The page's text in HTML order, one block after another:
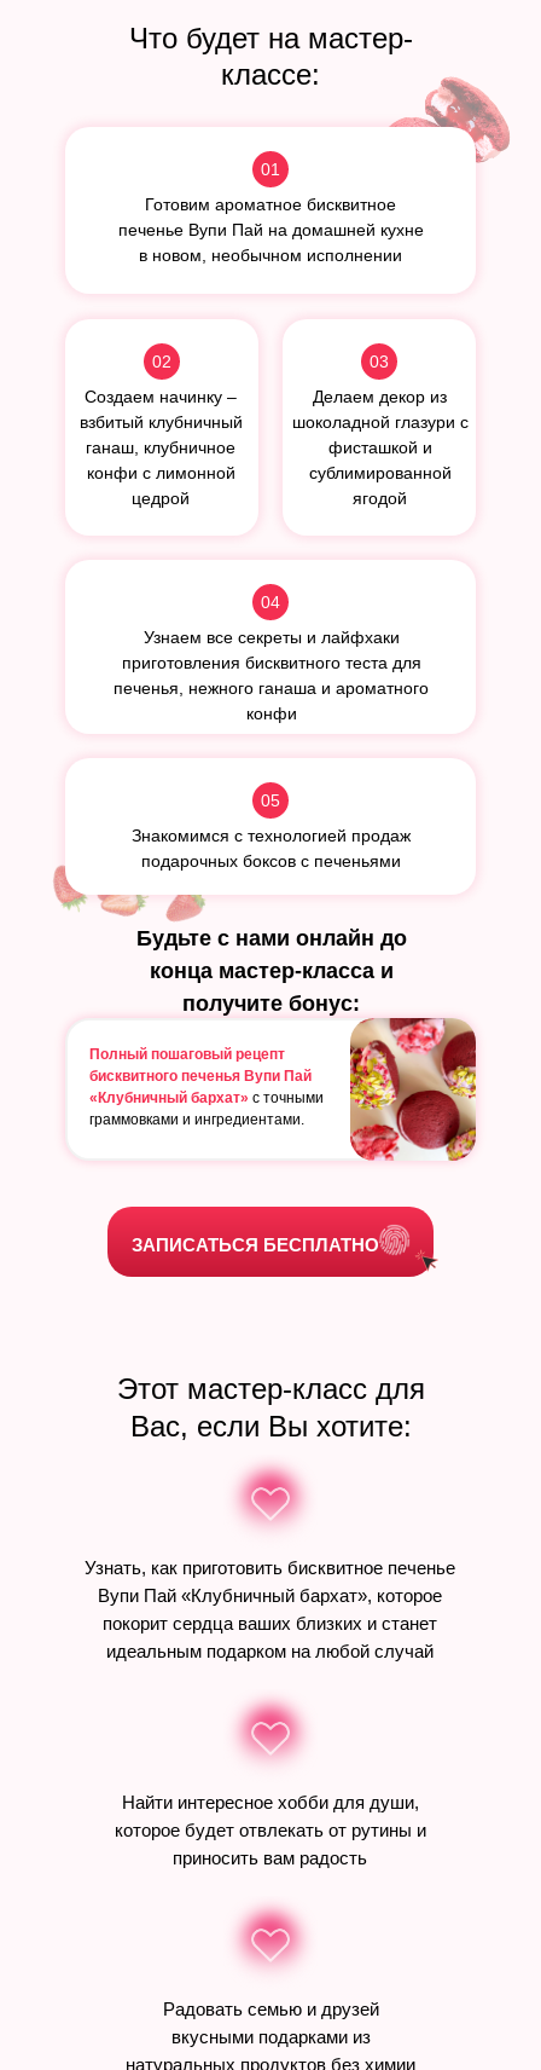
Что будет на мастер-
классе:
Будьте с нами онлайн до
конца мастер-класса и
получите бонус:
Полный пошаговый рецепт
бисквитного печенья Вупи Пай
«Клубничный бархат» с точными
граммовками и ингредиентами.
Узнаем все секреты и лайфхаки
приготовления бисквитного теста для
печенья, нежного ганаша и ароматного
конфи
Знакомимся с технологией продаж
подарочных боксов с печеньями
Готовим ароматное бисквитное
печенье Вупи Пай на домашней кухне
в новом, необычном исполнении
Создаем начинку –
взбитый клубничный
ганаш, клубничное
конфи с лимонной
цедрой
Делаем декор из
шоколадной глазури с
фисташкой и
сублимированной
ягодой
ЗАПИСАТЬСЯ БЕСПЛАТНО
01
05
03
02
04
Этот мастер-класс для
Вас, если Вы хотите:
Узнать, как приготовить бисквитное печенье
Вупи Пай «Клубничный бархат», которое
покорит сердца ваших близких и станет
идеальным подарком на любой случай
Найти интересное хобби для души,
которое будет отвлекать от рутины и
приносить вам радость
Радовать семью и друзей
вкусными подарками из
натуральных продуктов без химии